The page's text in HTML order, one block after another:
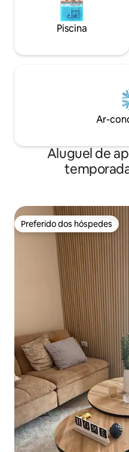
Piscina
Ar-
Aluguel de
Preferido dos hóspedes
Preferido dos hóspedes